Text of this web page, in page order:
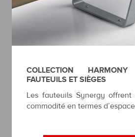
COLLECTION
FAUTEUILS ET SIÈGES
Les fauteuils Synergy
commodité en termes